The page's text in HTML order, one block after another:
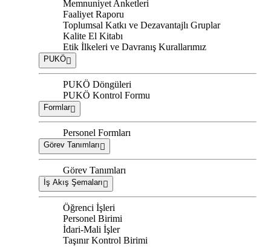
Memnuniyet Anketleri
Faaliyet Raporu
Toplumsal Katkı ve Dezavantajlı Gruplar
Kalite El Kitabı
Etik İlkeleri ve Davranış Kurallarımız
PUKÖ
PUKÖ Döngüleri
PUKÖ Kontrol Formu
Formlar
Personel Formları
Görev Tanımları
Görev Tanımları
İş Akış Şemaları
Öğrenci İşleri
Personel Birimi
İdari-Mali İşler
Taşınır Kontrol Birimi